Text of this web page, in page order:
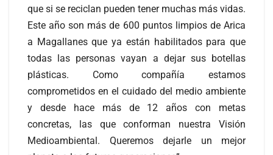
que si se reciclan pueden tener muchas más vidas.
Este año son más de 600 puntos limpios de Arica
a Magallanes que ya están habilitados para que
todas las personas vayan a dejar sus botellas
plásticas. Como compañía estamos
comprometidos en el cuidado del medio ambiente
y desde hace más de 12 años con metas
concretas, las que conforman nuestra Visión
Medioambiental. Queremos dejarle un mejor